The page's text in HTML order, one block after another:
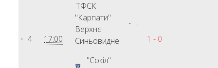
4 17:00
ТФСК
"Карпати"
Верхнє
Синьовидне
-
"Сокіл"
1 - 0